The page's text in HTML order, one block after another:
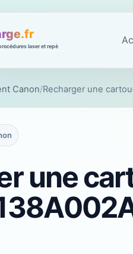
Canon/Recharger une
une